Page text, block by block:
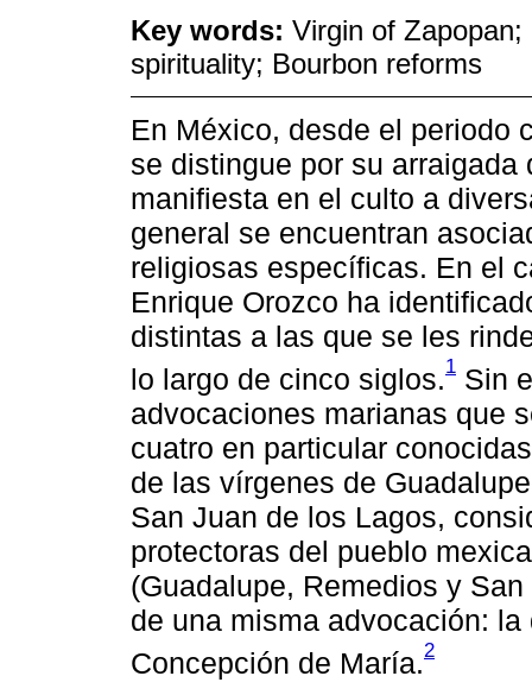
Key words: Virgin of
spirituality; Bourbon reforms
En México, desde el periodo
se distingue por su
manifiesta en el culto a
general se encuentran
religiosas específicas. En el
Enrique Orozco ha
distintas a las que se les
lo largo de cinco siglos.1 Sin
advocaciones marianas que
cuatro en particular
de las vírgenes de
San Juan de los Lagos,
protectoras del pueblo
(Guadalupe, Remedios y
de una misma advocación:
Concepción de María.2